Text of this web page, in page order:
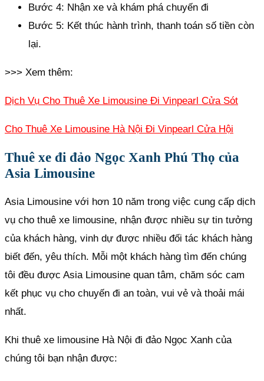
Bước 4: Nhận xe và khám phá chuyến đi
Bước 5: Kết thúc hành trình, thanh toán số tiền còn
lại.
>>> Xem thêm:
Dịch Vụ Cho Thuê Xe Limousine Đi Vinpearl Cửa Sót
Cho Thuê Xe Limousine Hà Nội Đi Vinpearl Cửa Hội
Thuê xe đi đảo Ngọc Xanh Phú Thọ của
Asia Limousine
Asia Limousine với hơn 10 năm trong việc cung cấp dịch
vụ cho thuê xe limousine, nhận được nhiều sự tin tưởng
của khách hàng, vinh dự được nhiều đối tác khách hàng
biết đến, yêu thích. Mỗi một khách hàng tìm đến chúng
tôi đều được Asia Limousine quan tâm, chăm sóc cam
kết phục vụ cho chuyến đi an toàn, vui vẻ và thoải mái
nhất.
Khi thuê xe limousine Hà Nội đi đảo Ngọc Xanh của
chúng tôi bạn nhận được: